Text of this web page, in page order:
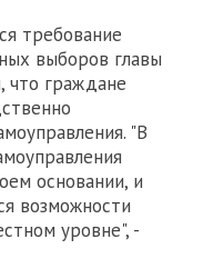
требование
выборов главы
что граждане
"В
основании, и
возможности
уровне", -